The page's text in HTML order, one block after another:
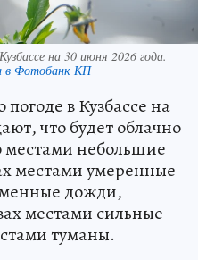
на 30 июня 2026 года.
в Фотобанк КП
в Кузбассе на
что будет облачно
небольшие
местами умеренные
дожди,
местами сильные
туманы.